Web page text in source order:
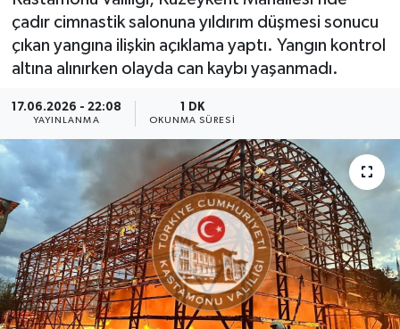
çadır cimnastik salonuna yıldırım düşmesi sonucu
çıkan yangına ilişkin açıklama yaptı. Yangın kontrol
altına alınırken olayda can kaybı yaşanmadı.
17.06.2026 - 22:08
YAYINLANMA
1 DK
OKUNMA SÜRESI
Bozkurt Haberleri
Çatalzeytin Haberleri
Cide Haberleri
Daday Haberleri
Devrekani Haberleri
Doğanyurt Haberleri
Hanönü Haberleri